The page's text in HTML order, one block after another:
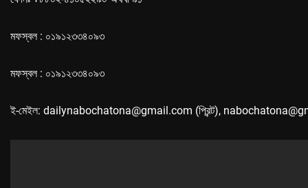
মফস্বল : ০১৯১২৩৩৪০৯৩
মফস্বল : ০১৯১২৩৩৪০৯৩
ই-মেইল: dailynabochatona@gmail.com (প্রিন্ট),